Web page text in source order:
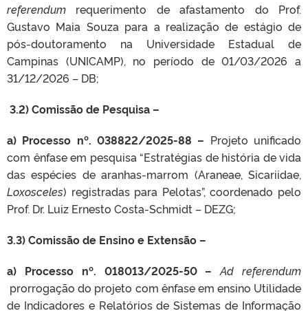
referendum requerimento de afastamento do Prof.
Gustavo Maia Souza para a realização de estágio de
pós-doutoramento na Universidade Estadual de
Campinas (UNICAMP), no período de 01/03/2026 a
31/12/2026 – DB;
3.2) Comissão de Pesquisa –
a) Processo nº. 038822/2025-88 – Projeto unificado
com ênfase em pesquisa “Estratégias de história de vida
das espécies de aranhas-marrom (Araneae, Sicariidae,
Loxosceles) registradas para Pelotas”, coordenado pelo
Prof. Dr. Luiz Ernesto Costa-Schmidt – DEZG;
3.3) Comissão de Ensino e Extensão –
a) Processo nº. 018013/2025-50–
Ad referendum
prorrogação do projeto com ênfase em ensino Utilidade
de Indicadores e Relatórios de Sistemas de Informação